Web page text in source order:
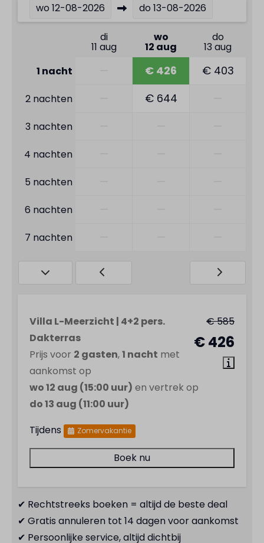
wo 12-08-2026 do 13-08-2026
di
11 aug
wo
12 aug
do
13 aug
1 nacht
€ 426 € 403
2 nachten € 644
3 nachten
4 nachten
5 nachten
6 nachten
7 nachten
€ 585
€ 426
Villa L-Meerzicht | 4+2 pers.
Dakterras
Prijs voor 2 gasten,1 nacht met
aankomst op
wo 12 aug (15:00 uur) en vertrek op
do 13 aug (11:00 uur)
Tijdens
Zomervakantie
Boek nu
✔ Rechtstreeks boeken = altijd de beste deal
✔ Gratis annuleren tot 14 dagen voor aankomst
✔ Persoonlijke service, altijd dichtbij